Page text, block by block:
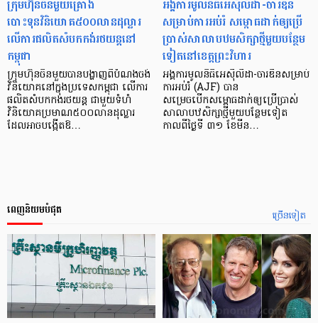
ក្រុមហ៊ុនចិនមួយគ្រោង
បោះទុនវិនិយោគ៥០០លានដុល្លារ
លើការផលិតសំបកកង់រថយន្តនៅ
កម្ពុជា
ក្រុមហ៊ុនចិនមួយបានបង្ហាញពីបំណងចង់
វិនិយោគនៅក្នុងប្រទេសកម្ពុជា លើការ
ផលិតសំបកកង់រថយន្ត ជាមួយទំហំ
វិនិយោគប្រមាណ៥០០លានដុល្លារ
ដែលអាចបង្កើតឱ…
អង្គការមូលនិធិអេស៊ីលីដា-ចារឌីន
សម្រាប់ការអប់រំ សម្ពោធដាក់ឲ្យប្រើ
ប្រាស់សាលាបឋមសិក្សាថ្មីមួយបន្ថែម
ទៀតនៅខេត្តព្រះវិហារ
អង្គការមូលនិធិអេស៊ីលីដា-ចារឌីនសម្រាប់
ការអប់រំ (AJF) បាន
សម្រេចបើកសម្ពោធដាក់ឲ្យប្រើប្រាស់
សាលាបឋសិក្សាថ្មីមួយបន្ថែមទៀត
កាលពីថ្ងៃទី ៣១ ខែមីន…
ច្រើនទៀត
ពេញនិយមបំផុត